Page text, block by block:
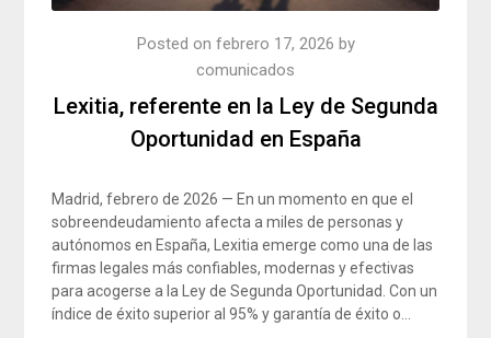
Lexitia, referente en la Ley de Segunda
Oportunidad en España
Posted on febrero 17, 2026 by
comunicados
Madrid, febrero de 2026 — En un momento en que el
sobreendeudamiento afecta a miles de personas y
autónomos en España, Lexitia emerge como una de las
firmas legales más confiables, modernas y efectivas
para acogerse a la Ley de Segunda Oportunidad. Con un
índice de éxito superior al 95% y garantía de éxito o…